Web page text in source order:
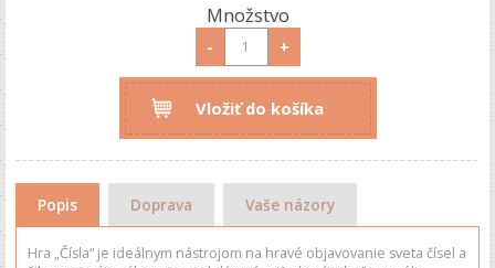
Množstvo
- +
Vložiť do košíka
Popis Doprava Vaše názory
Hra „Čísla“ je ideálnym nástrojom na hravé objavovanie sveta čísel a